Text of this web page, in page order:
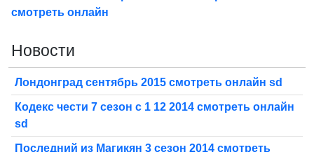
смотреть онлайн
Новости
Лондонград сентябрь 2015 смотреть онлайн sd
Кодекс чести 7 сезон с 1 12 2014 смотреть онлайн
sd
Последний из Магикян 3 сезон 2014 смотреть